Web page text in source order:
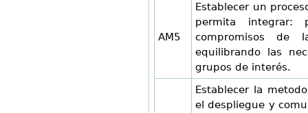
AM5
Establecer un
permita integrar:
compromisos de
equilibrando las
grupos de interés.
Establecer la
el despliegue y